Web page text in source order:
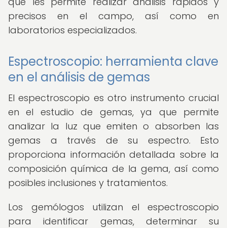
precisos en el campo, así como en
laboratorios especializados.
Espectroscopio: herramienta clave
en el análisis de gemas
El espectroscopio es otro instrumento crucial
en el estudio de gemas, ya que permite
analizar la luz que emiten o absorben las
gemas a través de su espectro. Esto
proporciona información detallada sobre la
composición química de la gema, así como
posibles inclusiones y tratamientos.
Los gemólogos utilizan el espectroscopio
para identificar gemas, determinar su